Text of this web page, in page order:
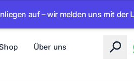
– wir melden uns mit der Lösung.
Über uns